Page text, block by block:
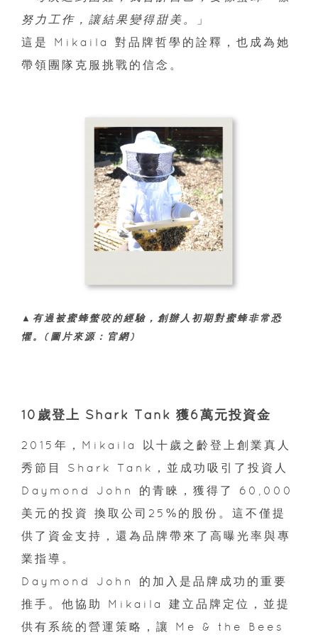
努力工作，讓結果變得甜美。
」
這是 Mikaila 對品牌哲學的詮釋，也成為她
帶領團隊克服挑戰的信念。
▲有過被蜜蜂螫咬的經驗，創辦人初期對蜜蜂非常恐
懼。(圖片來源：官網)
10歲登上 Shark Tank 獲6萬元投資金
2015年，Mikaila 以十歲之齡登上創業真人
秀節目 Shark Tank，並成功吸引了投資人
Daymond John 的青睞，獲得了 60,000
美元的投資 換取公司25%的股份。這不僅提
供了資金支持，還為品牌帶來了高曝光率與專
業指導。
Daymond John 的加入是品牌成功的重要
推手。他協助 Mikaila 建立品牌定位，並提
供有系統的營運策略，讓 Me & the Bees